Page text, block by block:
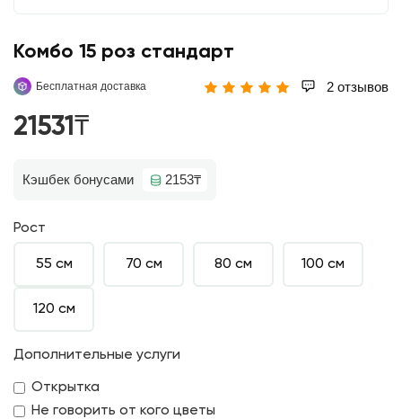
Комбо 15 роз стандарт
Бесплатная доставка 2 отзывов
21531₸
Кэшбек бонусами 2153₸
Рост
55 см 70 см 80 см 100 см
120 см
Дополнительные услуги
Открытка
Не говорить от кого цветы